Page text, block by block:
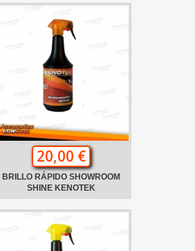
20,00 €
BRILLO RÁPIDO SHOWROOM
SHINE KENOTEK